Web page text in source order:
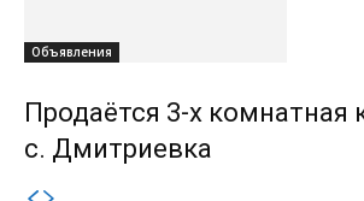
Объявления
Продаётся 3-х комнатная
с. Дмитриевка